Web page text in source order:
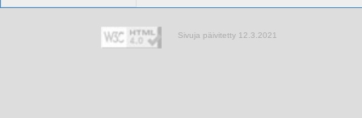
Sivuja päivitetty 12.3.2021